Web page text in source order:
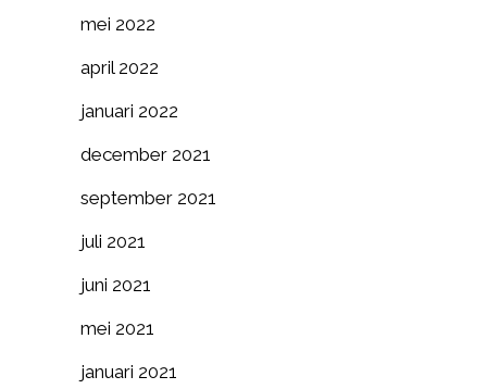
mei 2022
april 2022
januari 2022
december 2021
september 2021
juli 2021
juni 2021
mei 2021
januari 2021